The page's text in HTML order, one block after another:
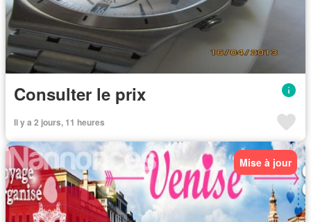
Consulter le prix
Il y a 2 jours, 11 heures
Mise à jour